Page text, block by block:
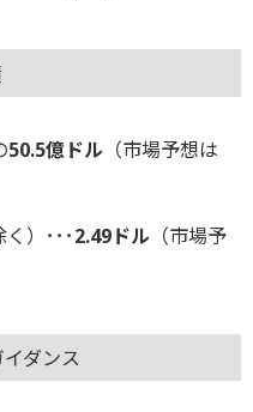
50.5億ドル （市場予想は
）･･･2.49ドル （市場予
ダンス